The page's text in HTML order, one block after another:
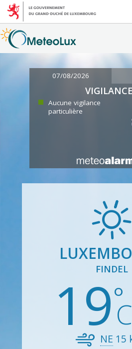
07/08/2026
Aucune vigilance
particulière
FINDEL
19
NE 15